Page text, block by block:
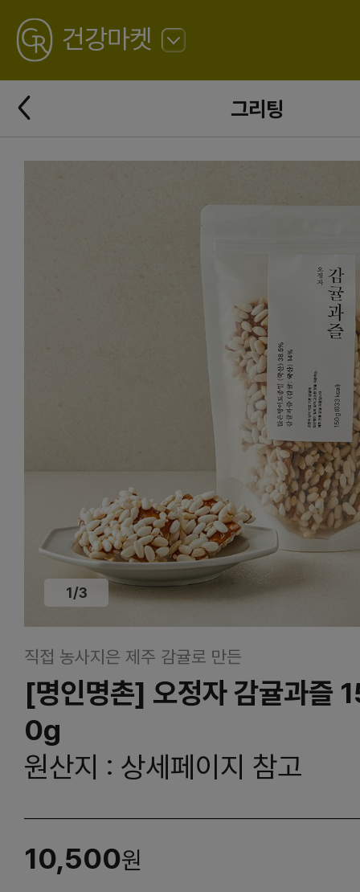
GREATING
건강마켓
로
그리팅
뒤
로
가
1/3
직접 농사지은 제주 감귤로 만든
[명인명촌] 오정자 감귤과즐
0g
원산지 : 상세페이지 참고
10,500원